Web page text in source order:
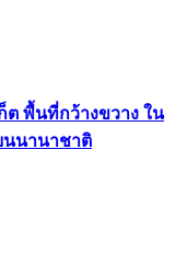
ต พื้นที่กว้างขวาง ใน
นนานาชาติ